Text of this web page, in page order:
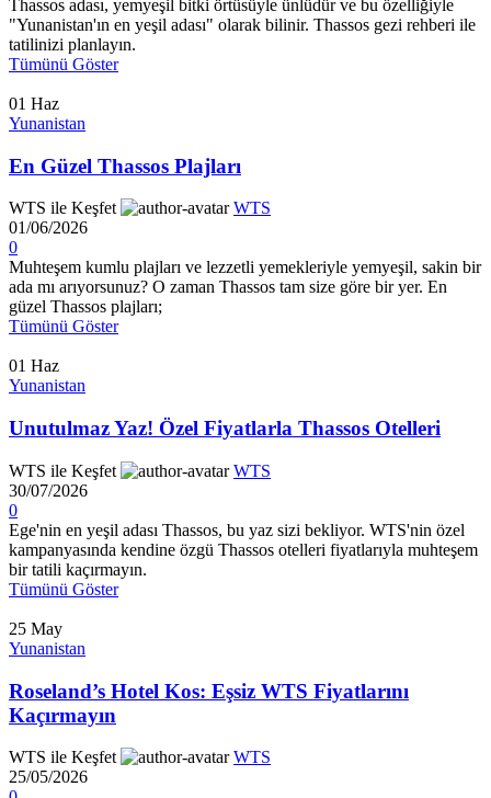
Thassos adası, yemyeşil bitki örtüsüyle ünlüdür ve bu özelliğiyle
"Yunanistan'ın en yeşil adası" olarak bilinir. Thassos gezi rehberi ile
tatilinizi planlayın.
Tümünü Göster
01 Haz
Yunanistan
En Güzel Thassos Plajları
WTS ile Keşfet
WTS
01/06/2026
0
Muhteşem kumlu plajları ve lezzetli yemekleriyle yemyeşil, sakin bir
ada mı arıyorsunuz? O zaman Thassos tam size göre bir yer. En
güzel Thassos plajları;
Tümünü Göster
01 Haz
Yunanistan
Unutulmaz Yaz! Özel Fiyatlarla Thassos Otelleri
WTS ile Keşfet
WTS
30/07/2026
0
Ege'nin en yeşil adası Thassos, bu yaz sizi bekliyor. WTS'nin özel
kampanyasında kendine özgü Thassos otelleri fiyatlarıyla muhteşem
bir tatili kaçırmayın.
Tümünü Göster
25 May
Yunanistan
Roseland’s Hotel Kos: Eşsiz WTS Fiyatlarını
Kaçırmayın
WTS ile Keşfet
WTS
25/05/2026